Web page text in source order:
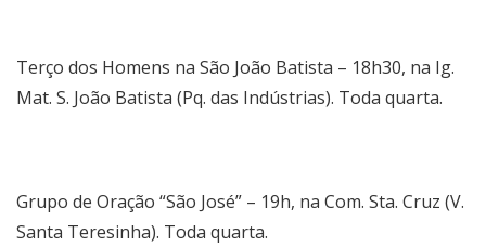
Terço dos Homens na São João Batista – 18h30, na Ig.
Mat. S. João Batista (Pq. das Indústrias). Toda quarta.
Grupo de Oração “São José” – 19h, na Com. Sta. Cruz (V.
Santa Teresinha). Toda quarta.